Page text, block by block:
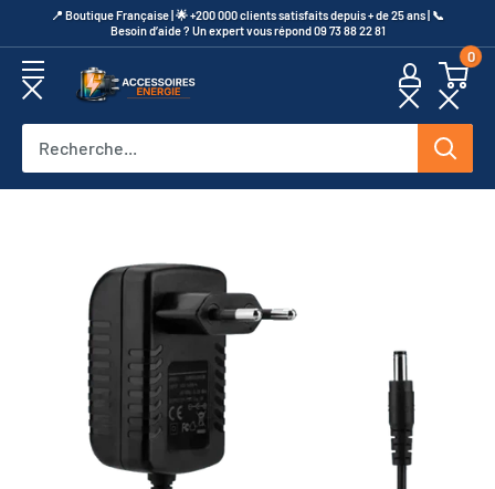
au
contenu
​📍​ Boutique Française | 🌟 +200 000 clients satisfaits depuis + de 25 ans | 📞​
Besoin d’aide ? Un expert vous répond 09 73 88 22 81
Accessoires
0